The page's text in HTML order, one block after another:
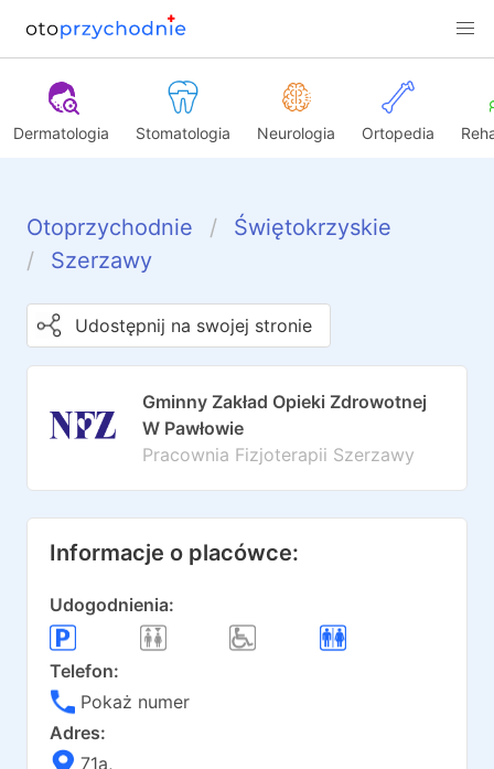
Dermatologia Stomatologia Neurologia Ortopedia
Otoprzychodnie
Świętokrzyskie
Szerzawy
Udostępnij na swojej stronie
Gminny Zakład Opieki Zdrowotnej
W Pawłowie
Pracownia Fizjoterapii Szerzawy
Informacje o placówce:
Udogodnienia:
Telefon:
Pokaż numer
Adres:
71a,